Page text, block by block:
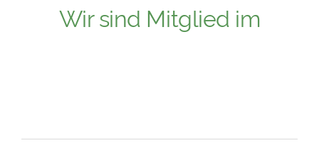
Wir sind Mitglied im